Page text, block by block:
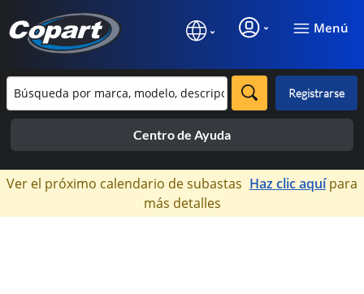
Menú
Registrarse
Centro de Ayuda
×
Ver el próximo calendario de subastas Haz clic aquípara
más detalles